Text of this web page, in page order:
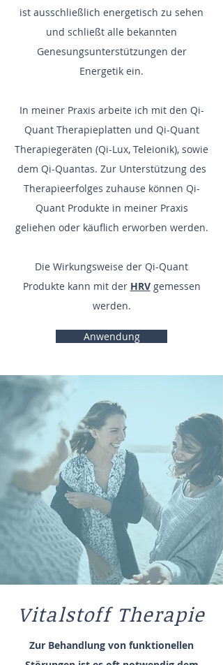
ist ausschließlich energetisch zu sehen
und schließt alle bekannten
Genesungsunterstützungen der
Energetik ein.
In meiner Praxis arbeite ich mit den Qi-
Quant Therapieplatten und Qi-Quant
Therapiegeräten (Qi-Lux, Teleionik), sowie
dem Qi-Quantas. Zur Unterstützung des
Therapieerfolges zuhause können Qi-
Quant Produkte in meiner Praxis
geliehen oder käuflich erworben werden.
Die Wirkungsweise der Qi-Quant
Produkte kann mit der HRVgemessen
werden.
Anwendung
Vitalstoff Therapie
Zur Behandlung von funktionellen